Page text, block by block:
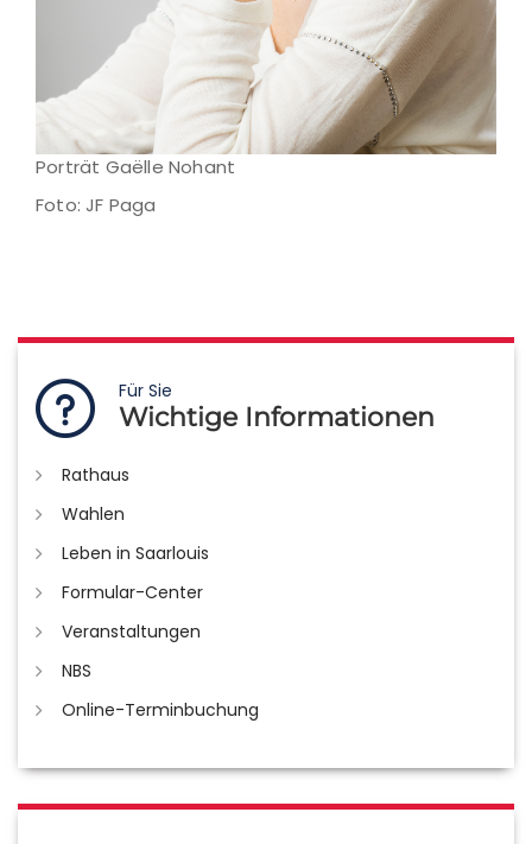
Porträt Gaëlle Nohant
Foto: JF Paga
Für Sie
Wichtige Informationen
Rathaus
Wahlen
Leben in Saarlouis
Formular-Center
Veranstaltungen
NBS
Online-Terminbuchung